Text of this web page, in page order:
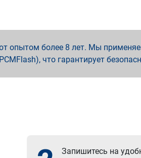
опытом более 8 лет. Мы
что гарантирует
Запишитесь на